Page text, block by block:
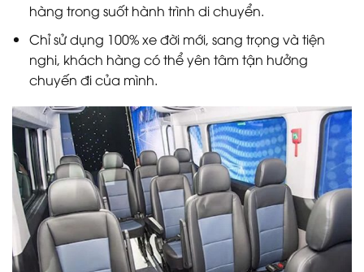
hàng trong suốt hành trình di chuyển.
Chỉ sử dụng 100% xe đời mới, sang trọng và tiện
nghi, khách hàng có thể yên tâm tận hưởng
chuyến đi của mình.